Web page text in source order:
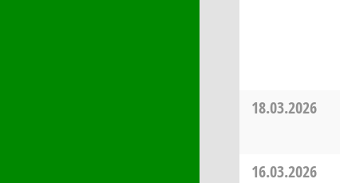
18.03.2026
16.03.2026